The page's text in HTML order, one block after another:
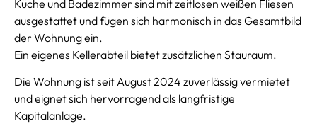
Küche und Badezimmer sind mit zeitlosen weißen Fliesen
ausgestattet und fügen sich harmonisch in das Gesamtbild
der Wohnung ein.
Ein eigenes Kellerabteil bietet zusätzlichen Stauraum.
Die Wohnung ist seit August 2024 zuverlässig vermietet
und eignet sich hervorragend als langfristige
Kapitalanlage.